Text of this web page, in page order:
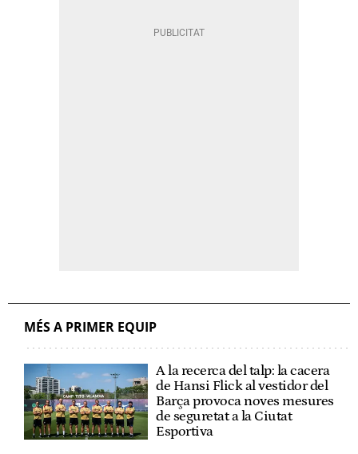
MÉS A PRIMER EQUIP
A la recerca del talp: la cacera
de Hansi Flick al vestidor del
Barça provoca noves mesures
de seguretat a la Ciutat
Esportiva